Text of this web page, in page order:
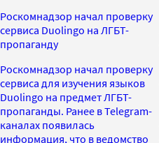
Роскомнадзор начал проверку
сервиса Duolingo на ЛГБТ-
пропаганду
Роскомнадзор начал проверку
сервиса для изучения языков
Duolingo на предмет ЛГБТ-
пропаганды. Ранее в Telegram-
каналах появилась
информация, что в ведомство